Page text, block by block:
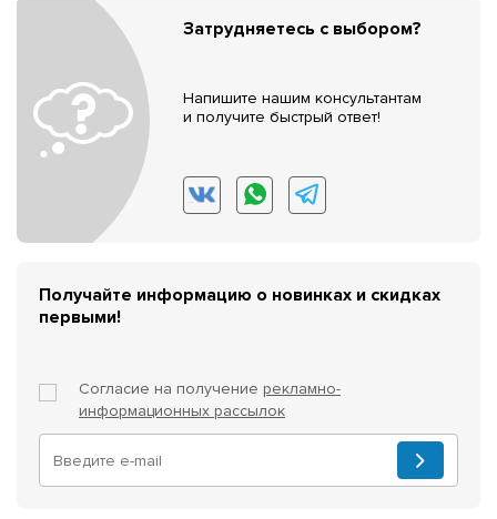
Затрудняетесь с выбором?
Напишите нашим консультантам
и получите быстрый ответ!
Получайте информацию о новинках и скидках
первыми!
Согласие на получение рекламно-
информационных рассылок